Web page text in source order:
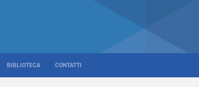
BIBLIOTECA CONTATTI